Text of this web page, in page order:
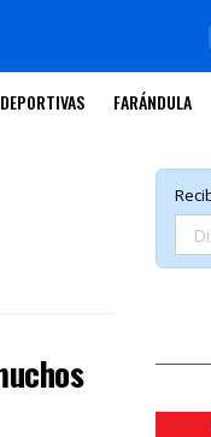
DEPORTIVAS FARÁNDULA